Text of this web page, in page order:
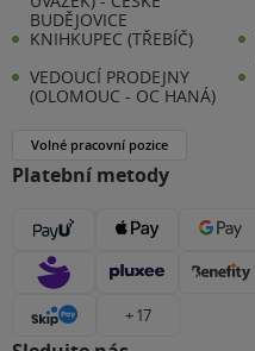
BUDĚJOVICE
KNIHKUPEC (TŘEBÍČ)
VEDOUCÍ PRODEJNY
(OLOMOUC - OC HANÁ)
Volné pracovní pozice
Platební metody
+ 17